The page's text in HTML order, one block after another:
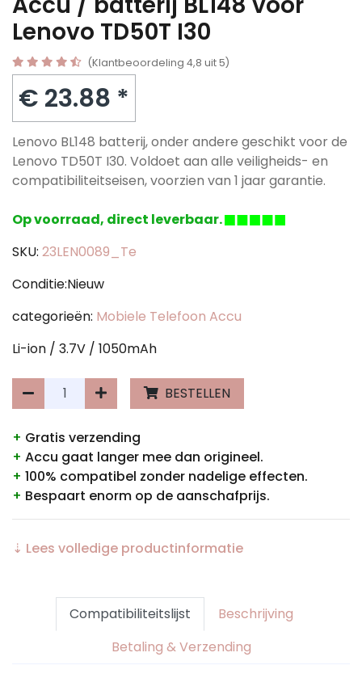
Lenovo TD50T I30
(Klantbeoordeling 4,8 uit 5)
€ 23.88 *
Lenovo BL148 batterij, onder andere geschikt voor de
Lenovo TD50T I30. Voldoet aan alle veiligheids- en
compatibiliteitseisen, voorzien van 1 jaar garantie.
Op voorraad, direct leverbaar.
SKU: 23LEN0089_Te
Conditie:Nieuw
categorieën: Mobiele Telefoon Accu
Li-ion / 3.7V / 1050mAh
BESTELLEN
+ Gratis verzending
+ Accu gaat langer mee dan origineel.
+ 100% compatibel zonder nadelige effecten.
+ Bespaart enorm op de aanschafprijs.
⇣ Lees volledige productinformatie
Compatibiliteitslijst
Beschrijving
Betaling & Verzending